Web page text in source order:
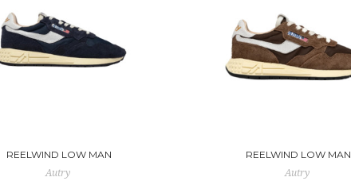
REELWIND LOW MAN
Autry
REELWIND LOW MAN
Autry